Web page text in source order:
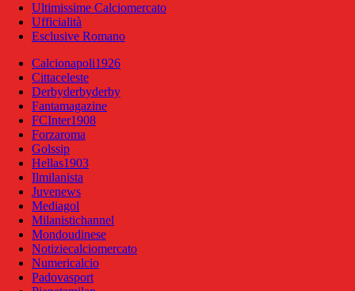
Ultimissime Calciomercato
Ufficialità
Esclusive Romano
Calcionapoli1926
Cittaceleste
Derbyderbyderby
Fantamagazine
FCInter1908
Forzaroma
Golssip
Hellas1903
Ilmilanista
Juvenews
Mediagol
Milanistichannel
Mondoudinese
Notiziecalciomercato
Numericalcio
Padovasport